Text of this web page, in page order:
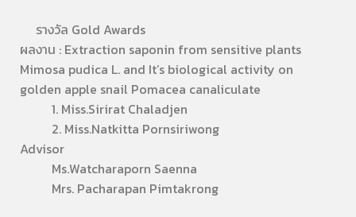
รางวัล Gold Awards
ผลงาน : Extraction saponin from sensitive plants
Mimosa pudica L. and It’s biological activity on
golden apple snail Pomacea canaliculate
1. Miss.Sirirat​ Chaladjen
2. Miss.Natkitta​ Pornsiriwong
Advisor
Ms.Watcharaporn Saenna
Mrs. Pacharapan Pimtakrong